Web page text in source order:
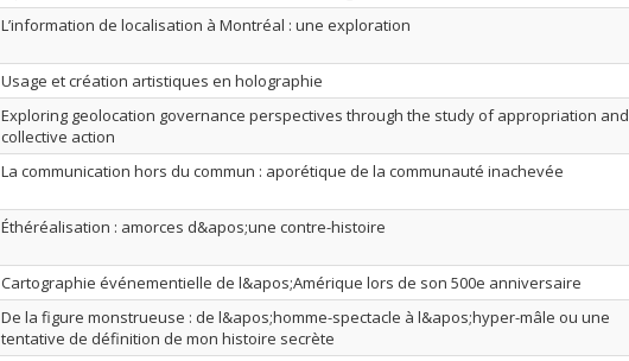
L’information de localisation à Montréal : une exploration
Usage et création artistiques en holographie
Exploring geolocation governance perspectives through the study of appropriation and
collective action
La communication hors du commun : aporétique de la communauté inachevée
Éthéréalisation : amorces d&apos;une contre-histoire
Cartographie événementielle de l&apos;Amérique lors de son 500e anniversaire
De la figure monstrueuse : de l&apos;homme-spectacle à l&apos;hyper-mâle ou une
tentative de définition de mon histoire secrète